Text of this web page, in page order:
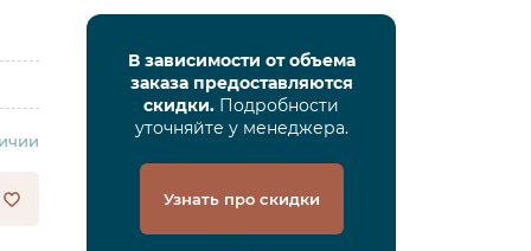
В зависимости от объема
заказа предоставляются
скидки. Подробности
уточняйте у менеджера.
Узнать про скидки